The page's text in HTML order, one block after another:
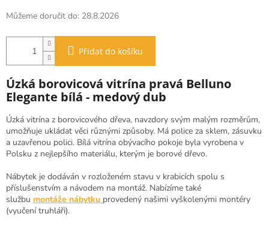
Můžeme doručit do: 28.8.2026
Přidat do košíku
Úzká borovicová vitrína pravá Belluno
Elegante bílá - medový dub
Úzká vitrína z borovicového dřeva, navzdory svým malým rozměrům,
umožňuje ukládat věci různými způsoby. Má police za sklem, zásuvku
a uzavřenou polici. Bílá vitrína obývacího pokoje byla vyrobena v
Polsku z nejlepšího materiálu, kterým je borové dřevo.
Nábytek je dodáván v rozloženém stavu v krabicích spolu s
příslušenstvím a návodem na montáž. Nabízíme také
službu montáže nábytku provedený našimi vyškolenými montéry
(vyučení truhláři).